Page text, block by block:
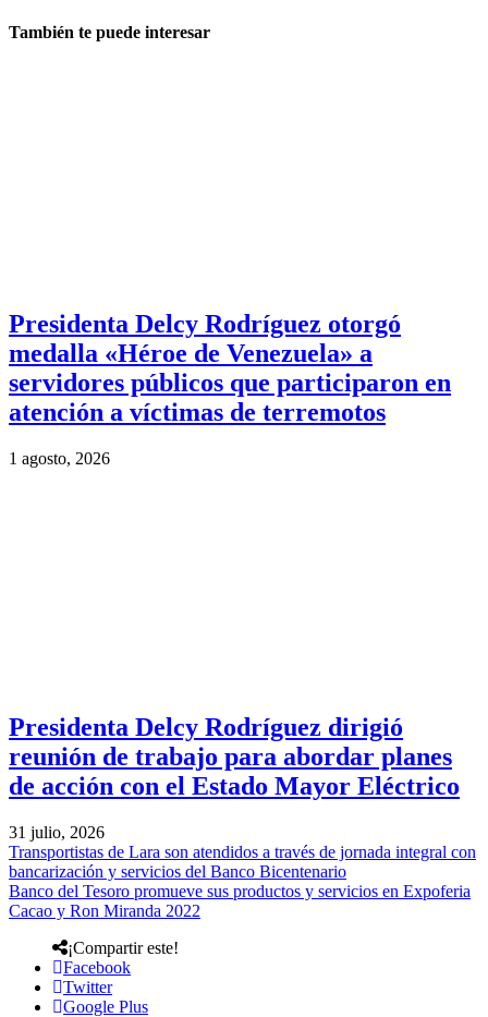
También te puede interesar
Presidenta Delcy Rodríguez otorgó
medalla «Héroe de Venezuela» a
servidores públicos que participaron en
atención a víctimas de terremotos
1 agosto, 2026
Presidenta Delcy Rodríguez dirigió
reunión de trabajo para abordar planes
de acción con el Estado Mayor Eléctrico
31 julio, 2026
Transportistas de Lara son atendidos a través de jornada integral con
bancarización y servicios del Banco Bicentenario
Banco del Tesoro promueve sus productos y servicios en Expoferia
Cacao y Ron Miranda 2022
¡Compartir este!
Facebook
Twitter
Google Plus